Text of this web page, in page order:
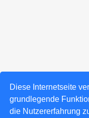
Diese Internetseite
grundlegende
die Nutzererfahrung